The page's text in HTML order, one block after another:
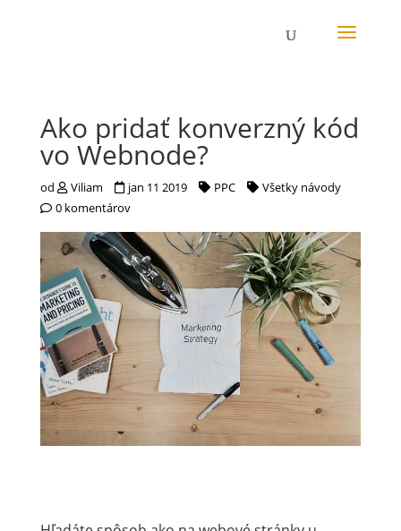
Ako pridať konverzný kód
vo Webnode?
od Viliam jan 11 2019 PPC
Všetky návody
0 komentárov